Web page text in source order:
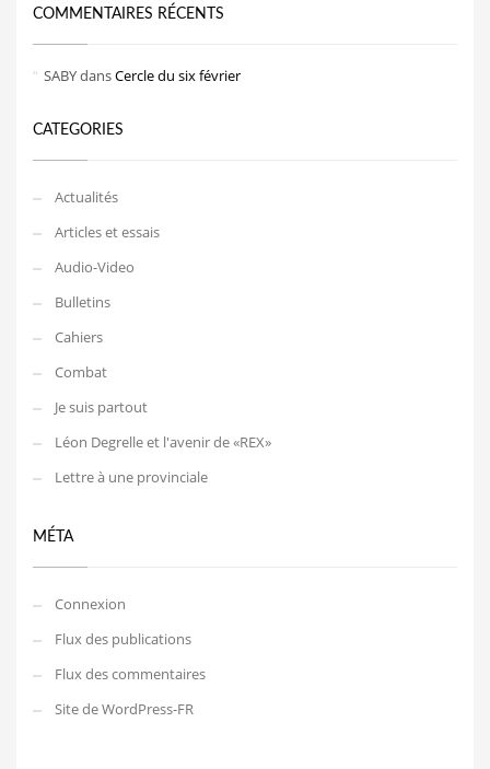
COMMENTAIRES RÉCENTS
SABYdansCercle du six février
CATEGORIES
Actualités
Articles et essais
Audio-Video
Bulletins
Cahiers
Combat
Je suis partout
Léon Degrelle et l'avenir de «REX»
Lettre à une provinciale
MÉTA
Connexion
Flux des publications
Flux des commentaires
Site de WordPress-FR